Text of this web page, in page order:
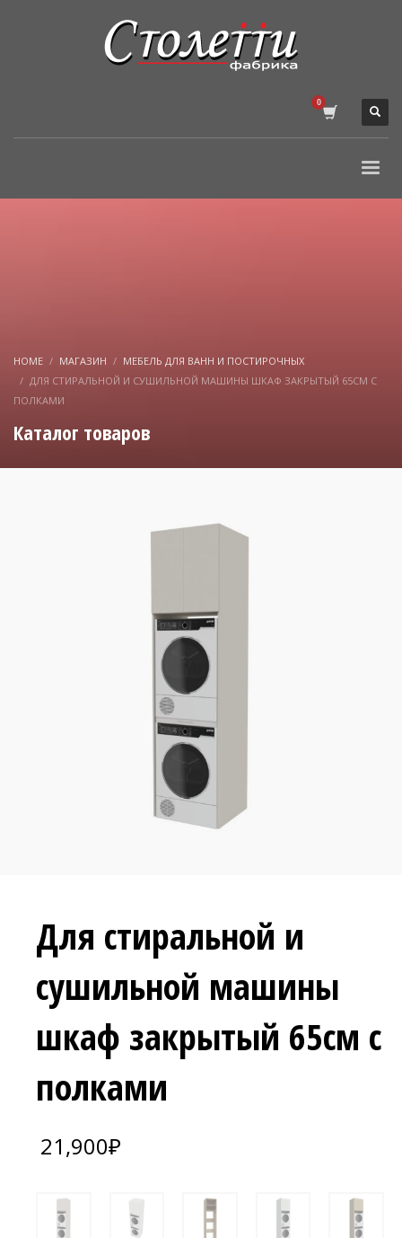
HOME МАГАЗИН
МЕБЕЛЬ ДЛЯ ВАНН И ПОСТИРОЧНЫХ
ДЛЯ СТИРАЛЬНОЙ И СУШИЛЬНОЙ МАШИНЫ ШКАФ ЗАКРЫТЫЙ 65СМ С
ПОЛКАМИ
Каталог товаров
Для стиральной и
сушильной машины
шкаф закрытый 65см с
полками
21,900₽